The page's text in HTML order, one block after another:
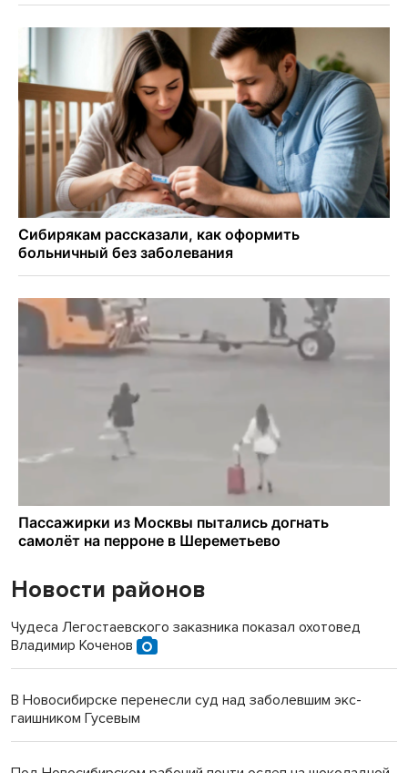
Новости районов
Чудеса Легостаевского заказника показал охотовед
Владимир Коченов
В Новосибирске перенесли суд над заболевшим экс-
гаишником Гусевым